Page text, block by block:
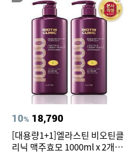
10% 18,790
[대용량1+1]엘라스틴 비오틴클
리닉 맥주효모 1000ml x 2개